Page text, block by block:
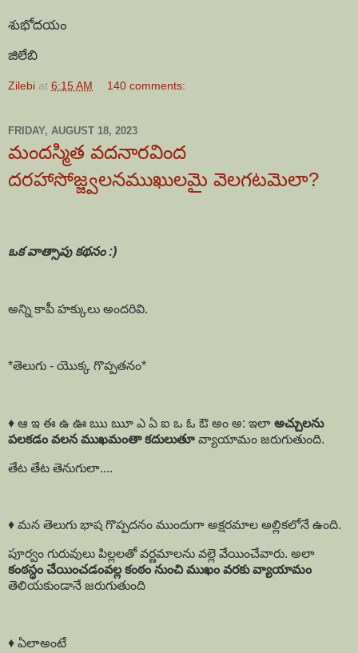
శుభోదయం
జిలేబి
Zilebi at 6:15 AM 140 comments:
FRIDAY, AUGUST 18, 2023
మందస్మిత వదనారవింద
దరహాసోజ్జ్వలనముఖులమై వెలగటమెలా?
ఒక వాత్సాపు కథనం :)
అన్ని కాపీ హక్కులు అందరివి.
*తెలుగు - యొక్క గొప్పతనం*
♦️ ఆ ఇ ఈ ఉ ఊ ఋ ౠ ఎ ఏ ఐ ఒ ఓ ఔ అం అ: ఇలా అచ్చులను
పలకడం వలన ముఖమంతా కదులుతూ వ్యాయామం జరుగుతుంది.
తేట తేట తెనుగులా....
♦️ మన తెలుగు భాష గొప్పదనం ముందుగా అక్షరమాల అల్లికలోనే ఉంది.
పూర్వం గురువులు పిల్లలతో వర్ణమాలను వల్లె వేయించేవారు. అలా
కంఠస్ధం చేయించడంవల్ల కంఠం నుంచి ముఖం వరకు వ్యాయామం
తెలియకుండానే జరుగుతుంది
♦️ ఏలాఅంటే